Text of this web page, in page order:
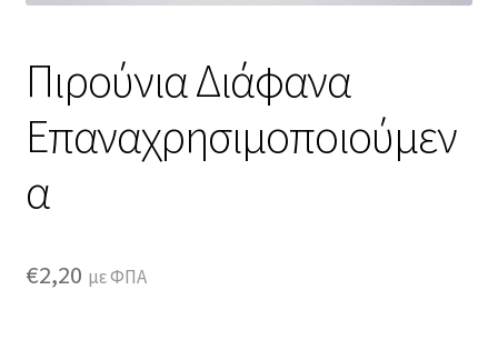
Πιρούνια Διάφανα
Επαναχρησιμοποιούμεν
α
€2,20 με ΦΠΑ